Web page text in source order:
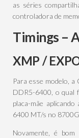
as séries
controladora de
Timings –
XMP /
Para esse modelo,
DDR5-6400, o qual
placa-mãe
6400 MT/s no
Novamente, é